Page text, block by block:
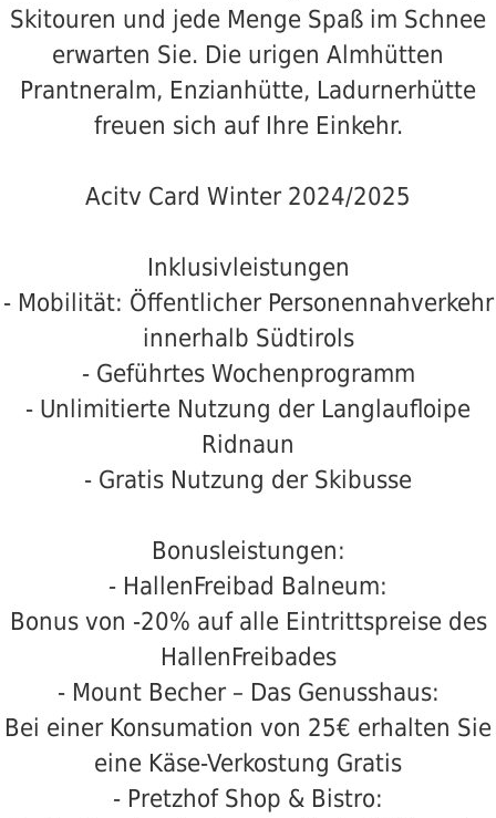
Skitouren und jede Menge Spaß im Schnee
erwarten Sie. Die urigen Almhütten
Prantneralm, Enzianhütte, Ladurnerhütte
freuen sich auf Ihre Einkehr.
Acitv Card Winter 2024/2025
Inklusivleistungen
- Mobilität: Öffentlicher Personennahverkehr
innerhalb Südtirols
- Geführtes Wochenprogramm
- Unlimitierte Nutzung der Langlaufloipe
Ridnaun
- Gratis Nutzung der Skibusse
Bonusleistungen:
- HallenFreibad Balneum:
Bonus von -20% auf alle Eintrittspreise des
HallenFreibades
- Mount Becher – Das Genusshaus:
Bei einer Konsumation von 25€ erhalten Sie
eine Käse-Verkostung Gratis
- Pretzhof Shop & Bistro: